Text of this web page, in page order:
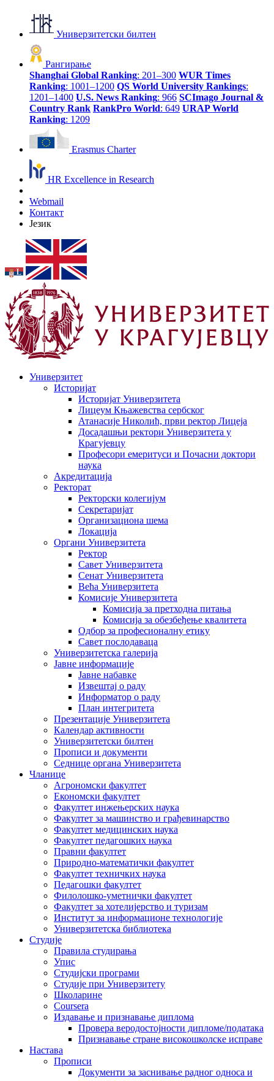
Универзитетски билтен
Рангирање
Shanghai Global Ranking: 201–300 WUR Times
Ranking: 1001–1200 QS World University Rankings:
1201–1400 U.S. News Ranking: 966 SCImago Journal &
Country Rank RankPro World: 649 URAP World
Ranking: 1209
Erasmus Charter
HR Excellence in Research
Webmail
Контакт
Језик
Универзитет
Историјат
Историјат Универзитета
Лицеум Књажевства сербског
Атанасије Николић, први ректор Лицеја
Досадашњи ректори Универзитета у
Крагујевцу
Професори емеритуси и Почасни доктори
наука
Акредитација
Ректорат
Ректорски колегијум
Секретаријат
Организациона шема
Локација
Органи Универзитета
Ректор
Савет Универзитета
Сенат Универзитета
Већа Универзитета
Комисије Универзитета
Комисија за претходна питања
Комисија за обезбеђење квалитета
Одбор за професионалну етику
Савет послодаваца
Универзитетска галерија
Јавне информације
Јавне набавке
Извештај о раду
Информатор о раду
План интегритета
Презентације Универзитета
Календар активности
Универзитетски билтен
Прописи и документи
Седнице органа Универзитета
Чланице
Агрономски факултет
Економски факултет
Факултет инжењерских наука
Факултет за машинство и грађевинарство
Факултет медицинских наука
Факултет педагошких наука
Правни факултет
Природно-математички факултет
Факултет техничких наука
Педагошки факултет
Филолошко-уметнички факултет
Факултет за хотелијерство и туризам
Институт за информационе технологије
Универзитетска библиотека
Студије
Правила студирања
Упис
Студијски програми
Студије при Универзитету
Школарине
Coursera
Издавање и признавање диплома
Провера веродостојности дипломе/података
Признавање стране високошколске исправе
Настава
Прописи
Документи за заснивање радног односа и